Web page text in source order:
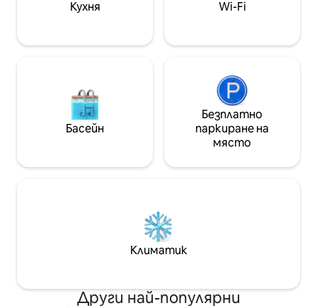
тавана и няма врата. Прегледайте
помещението отговаря на нуждите
ви.
Кухня Wi-Fi
Басейн
Безплатно
паркиране на
място
Климатик
Други най-популярни